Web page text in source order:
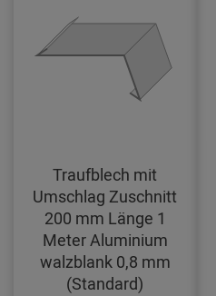
Traufblech mit
Umschlag Zuschnitt
200 mm Länge 1
Meter Aluminium
walzblank 0,8 mm
(Standard)